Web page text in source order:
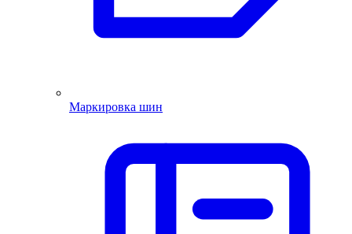
Маркировка шин